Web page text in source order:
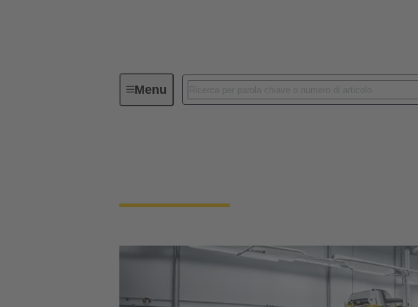
MenuSoluzioni per la robotica